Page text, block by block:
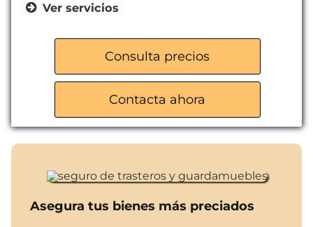
Ver servicios
Almacenes para empresas
Servicio de mudanzas
Venta de material de embalaje
Consulta precios
Contacta ahora
Asegura tus bienes más preciados